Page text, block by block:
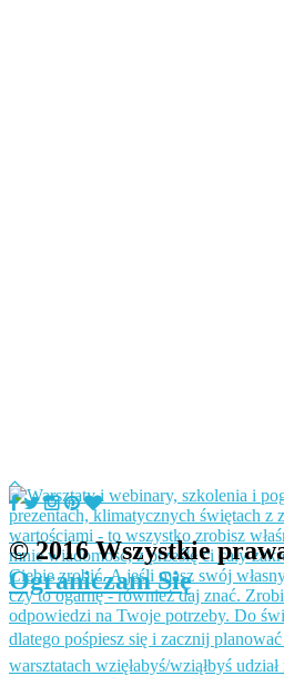
© 2016 Wszystkie
Ograniczam Się